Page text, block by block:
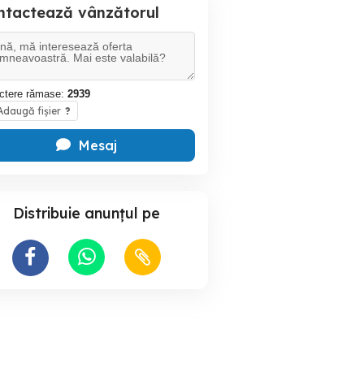
vânzătorul
rămase: 2939
fișier ?
Mesaj
Distribuie anunțul pe